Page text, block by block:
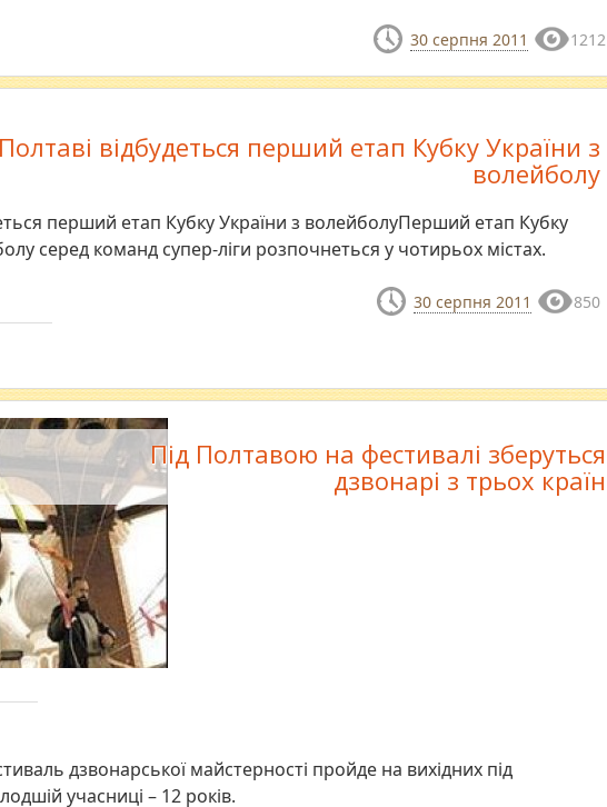
30 серпня 2011 1212
відбудеться перший етап Кубку України з
волейболу
перший етап Кубку України з волейболуПерший етап Кубку
серед команд супер-ліги розпочнеться у чотирьох містах.
30 серпня 2011 850
Під Полтавою на фестивалі зберуться
дзвонарі з трьох країн
дзвонарської майстерності пройде на вихідних під
учасниці – 12 років.